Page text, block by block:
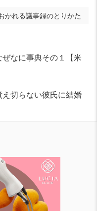
かれる議事録のとりかた
なに事典その１【米
切らない彼氏に結婚